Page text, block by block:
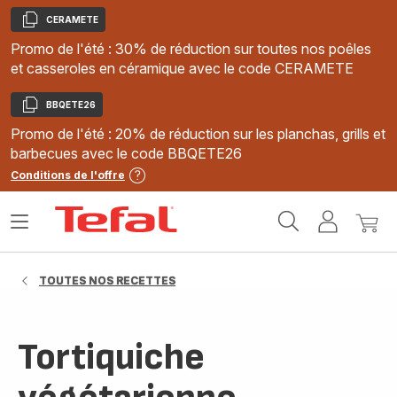
Copier
CERAMETE
Promo de l'été : 30% de réduction sur toutes nos poêles
et casseroles en céramique avec le code CERAMETE
Copier
BBQETE26
Promo de l'été : 20% de réduction sur les planchas, grills et
barbecues avec le code BBQETE26
Conditions de l'offre
MonMon
Ouvrir
TOUTES NOS RECETTES
Tortiquiche